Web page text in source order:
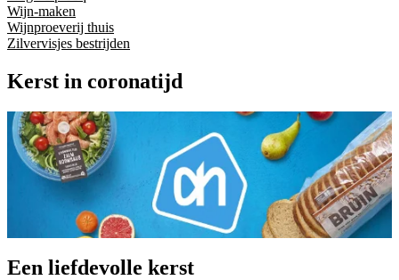
Wijn-maken
Wijnproeverij thuis
Zilvervisjes bestrijden
Kerst in coronatijd
Een liefdevolle kerst